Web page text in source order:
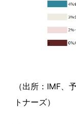
（出所：IMF
トナーズ）